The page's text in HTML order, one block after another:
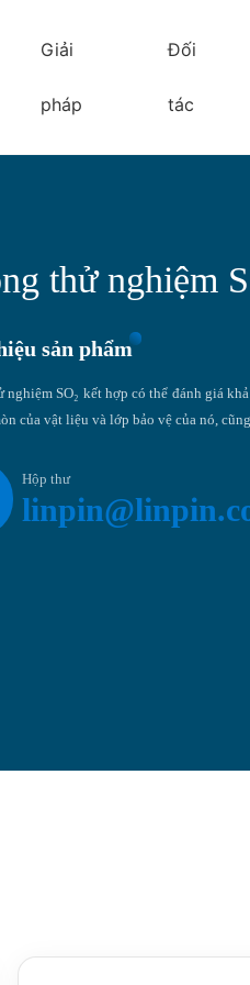
Giải
pháp
Đối
tác
thử nghiệm
sản phẩm
nghiệm SO₂ kết hợp có thể đánh giá
của vật liệu và lớp bảo vệ của nó,
Hộp thư